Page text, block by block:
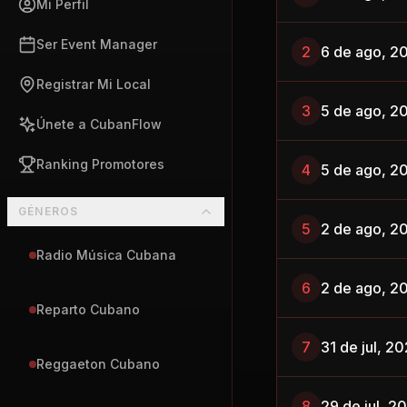
Mi Perfil
Ser Event Manager
Registrar Mi Local
Únete a CubanFlow
Ranking Promotores
GÉNEROS
Radio Música Cubana
Reparto Cubano
Reggaeton Cubano
2 6 de ago,
3 5 de ago,
4 5 de ago,
5 2 de ago,
6 2 de ago,
7 31 de jul,